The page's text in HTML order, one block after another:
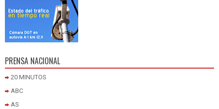
PRENSA NACIONAL
20 MINUTOS
ABC
AS